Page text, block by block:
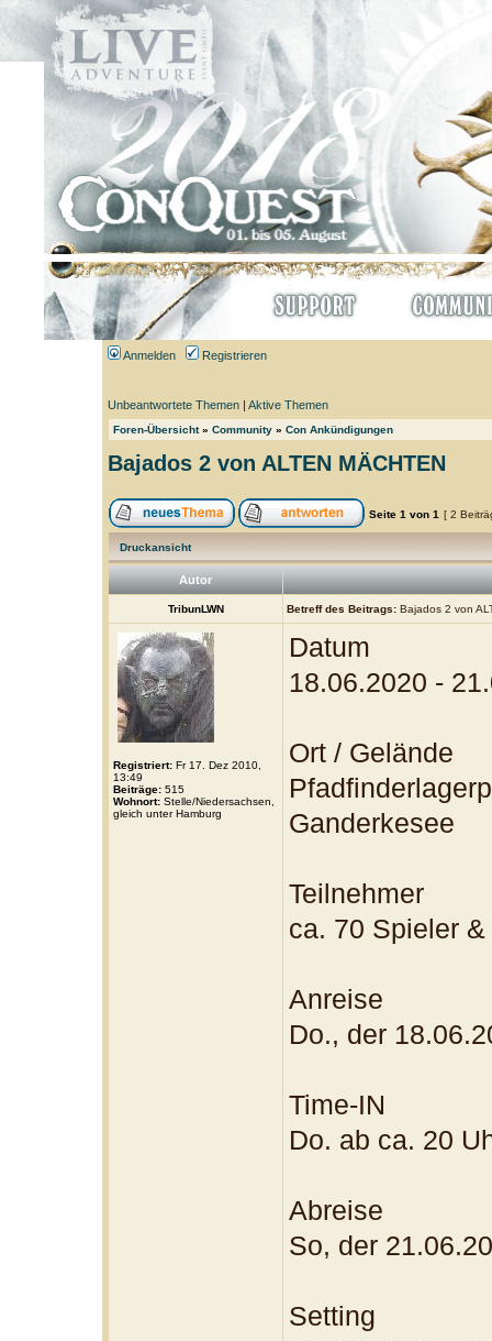
Anmelden Registrieren
Unbeantwortete Themen | Aktive Themen
Foren-Übersicht» Community » Con Ankündigungen
Bajados 2 von ALTEN MÄCHTEN
Seite 1 von 1 [ 2
Druckansicht
Autor
TribunLWN Betreff des Beitrags: Bajados 2 von
Registriert: Fr 17. Dez 2010,
13:49
Beiträge: 515
Wohnort: Stelle/Niedersachsen,
gleich unter Hamburg
Datum
18.06.2020 -
Ort / Gelände
Ganderkesee
Teilnehmer
ca. 70 Spieler
Anreise
Do., der
Time-IN
Do. ab ca. 20
Abreise
So, der
Setting